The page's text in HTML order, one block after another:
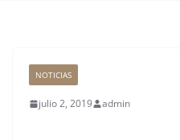
NOTICIAS
julio 2, 2019 admin